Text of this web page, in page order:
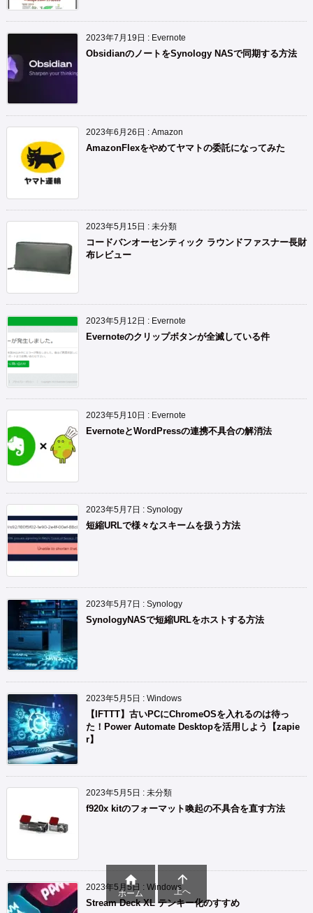
2023年7月19日 : Evernote
ObsidianのノートをSynology NASで同期する方法
2023年6月26日 : Amazon
AmazonFlexをやめてヤマトの委託になってみた
2023年5月15日 : 未分類
コードバンオーセンティック ラウンドファスナー長財
布レビュー
2023年5月12日 : Evernote
Evernoteのクリップボタンが全滅している件
2023年5月10日 : Evernote
EvernoteとWordPressの連携不具合の解消法
2023年5月7日 : Synology
短縮URLで様々なスキームを扱う方法
2023年5月7日 : Synology
SynologyNASで短縮URLをホストする方法
2023年5月5日 : Windows
【IFTTT】古いPCにChromeOSを入れるのは待っ
た！Power Automate Desktopを活用しよう【zapie
r】
2023年5月5日 : 未分類
f920x kitのフォーマット喚起の不具合を直す方法
2023年5月5日 : Windows
Stream Deck XL テンキー化のすすめ

ホーム

上へ